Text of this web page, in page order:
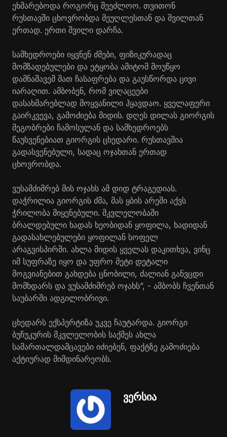
ეხმარებოდა როგორც შეეძლოო. თვითონ
რუსთავში ცხოვრობდა მეუღლესთან და შვილთან
ერთად. ერთი შვილი დარჩა.
სამხედროები იყვნენ ძმები, ფიზიკურადაც
მომზადებულები და ეტყობა ამიტომ მოუწყო
დამნაშავემ მათ ჩასაფრება და გაუსწორდა ცივი
იარაღით. ამბობენ, რომ ვიღაცეები
დასახმარებლად მოყვანილი ჰყავდაო. ყველაფერი
გაირკვევა, გამოძიება მიდის. დღეს დილას გიორგის
მეგობრები ჩამოსულან და სამხედროებს
წაუსვენებიათ გიორგის ცხედარი. რუსთავშია
გადასვენებული, სადაც ოჯახთან ერთად
ცხოვრობდა.
ვუსამძიმრებ მის ოჯახს ამ დიდ ტრაგედიას.
დაჭრილია გიორგის ძმა, მას ყბის არეში აქვს
ჭრილობა მიყენებული. მკვლელობაში
ბრალდებული ხადას ხეობიდან ყოფილა, ხადიდან
გადასახლებულები ყოფილან სოფელ
არაგვისპირში. ახლა მიდის ყველას დაკითხვა, ვინც
იმ სუფრაზე იყო და უფრო მეტი დეტალი
მოგვიანებით გახდება ცნობილი, ძალიან განვცდი
მომხდარს და ვუსამძიმრებ ოჯახს”, - ამბობს ჩვენთან
საუბარში ადგილობრივი.
ცხედარს ექსპერტიზა უკვე ჩაუტარდა. გიორგი
ბუჩუკურის მკვლელობის საქმეს ახლა
სამართალდამცავები იძიებენ, ფაქტზე გამოძიება
აქტიურად მიმდინარეობს.
ვერსია